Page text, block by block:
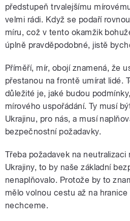
předstupeň trvalejšímu
velmi rádi. Když se podaří
míru, což v tento okamžik
úplně pravděpodobné, jistě
Příměří, mír, obojí znamená, že
přestanou na frontě umírat lidé.
důležité je, jaké budou
mírového uspořádání. Ty musí
Ukrajinu, pro nás, a musí
bezpečnostní požadavky.
Třeba požadavek na
Ukrajiny, to by naše základní
nenaplňovalo. Protože by to
mělo volnou cestu až na
nechceme.